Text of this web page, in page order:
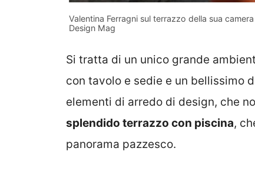
Valentina Ferragni sul terrazzo della sua
Design Mag
Si tratta di un unico grande
con tavolo e sedie e un bellissimo
elementi di arredo di design, che
splendido terrazzo con piscina,
panorama pazzesco.